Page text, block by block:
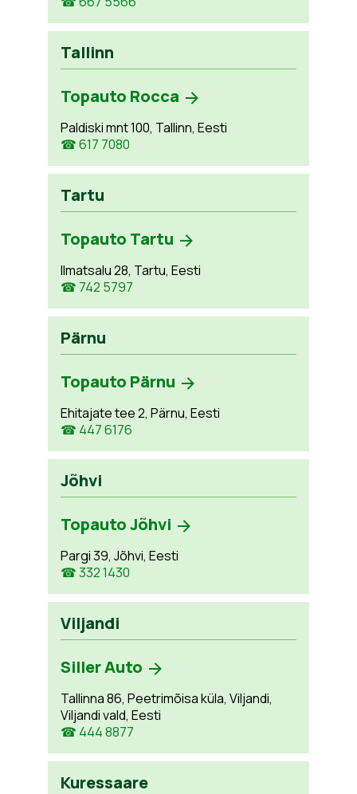
Tallinn
Topauto Rocca
Paldiski mnt 100, Tallinn, Eesti
☎ 617 7080
Tartu
Topauto Tartu
Ilmatsalu 28, Tartu, Eesti
☎ 742 5797
Pärnu
Topauto Pärnu
Ehitajate tee 2, Pärnu, Eesti
☎ 447 6176
Jõhvi
Topauto Jõhvi
Pargi 39, Jõhvi, Eesti
☎ 332 1430
Viljandi
Siller Auto
Tallinna 86, Peetrimõisa küla, Viljandi,
Viljandi vald, Eesti
☎ 444 8877
Kuressaare